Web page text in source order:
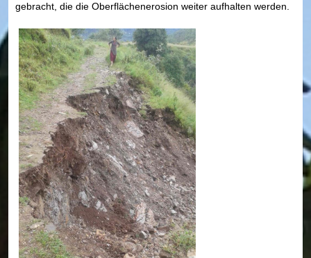
gebracht, die die Oberflächenerosion weiter aufhalten werden.​